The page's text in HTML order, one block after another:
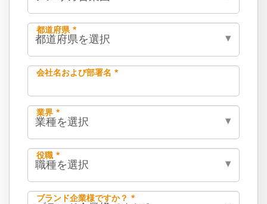
都道府県 *
会社名および部署名 *
業界 *
役職 *
ブランド企業様ですか？ *